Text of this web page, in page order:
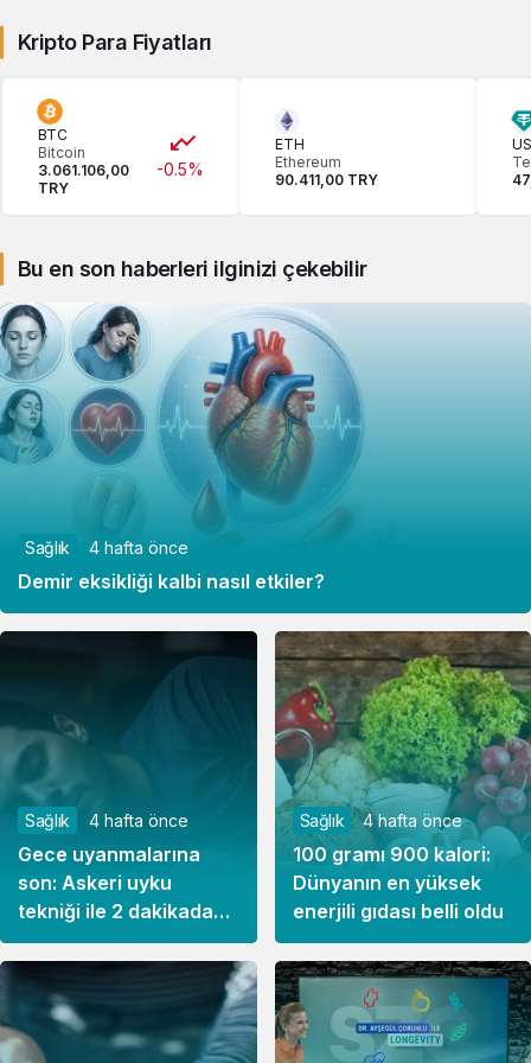
Kripto Para Fiyatları
BTC
Bitcoin
3.061.106,00
TRY
-0.5%
ETH
Ethereum
90.411,00 TRY
Bu en son haberleri ilginizi çekebilir
Sağlık 4 hafta önce
Demir eksikliği kalbi nasıl etkiler?
Sağlık 4 hafta önce
Gece uyanmalarına
son: Askeri uyku
tekniği ile 2 dakikada
derin uykuya dalın
Sağlık 4 hafta önce
100 gramı 900 kalori:
Dünyanın en yüksek
enerjili gıdası belli oldu